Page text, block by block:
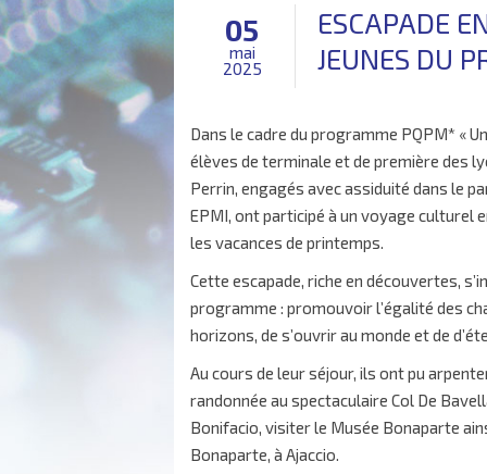
05
mai
2025
ESCAPADE
JEUNES DU
Dans le cadre du programme PQPM* «
élèves de terminale et de première des
Perrin, engagés avec assiduité dans le
EPMI, ont participé à un voyage culturel
les vacances de printemps.
Cette escapade, riche en découvertes,
programme : promouvoir l’égalité des
horizons, de s’ouvrir au monde et de
Au cours de leur séjour, ils ont pu
randonnée au spectaculaire Col De
Bonifacio, visiter le Musée Bonaparte
Bonaparte, à Ajaccio.